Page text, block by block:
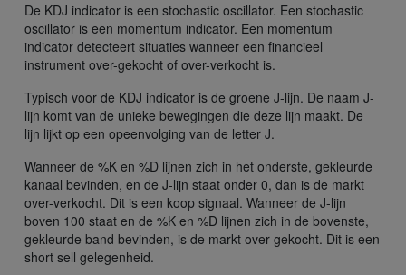
De KDJ indicator is een stochastic oscillator. Een stochastic
oscillator is een momentum indicator. Een momentum
indicator detecteert situaties wanneer een financieel
instrument over-gekocht of over-verkocht is.
Typisch voor de KDJ indicator is de groene J-lijn. De naam J-
lijn komt van de unieke bewegingen die deze lijn maakt. De
lijn lijkt op een opeenvolging van de letter J.
Wanneer de %K en %D lijnen zich in het onderste, gekleurde
kanaal bevinden, en de J-lijn staat onder 0, dan is de markt
over-verkocht. Dit is een koop signaal. Wanneer de J-lijn
boven 100 staat en de %K en %D lijnen zich in de bovenste,
gekleurde band bevinden, is de markt over-gekocht. Dit is een
short sell gelegenheid.